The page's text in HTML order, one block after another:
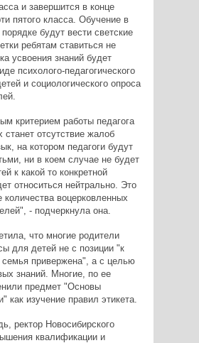
и завершится в конце
пятого класса. Обучение в
будут вести светские
ребятам ставиться не
усвоения знаний будет
психолого-педагогического
и социологического опроса
критерием работы педагога
станет отсутствие жалоб
на котором педагоги будут
ни в коем случае не будет
к какой то конкретной
относиться нейтрально. Это
количества воцерковленных
- подчеркнула она.
что многие родители
для детей не с позиции "к
семья привержена", а с целью
знаний. Многие, по ее
предмет "Основы
как изучение правил этикета.
ректор Новосибирского
квалификации и